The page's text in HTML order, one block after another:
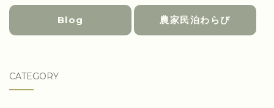
Blog 農家民泊わらび
CATEGORY